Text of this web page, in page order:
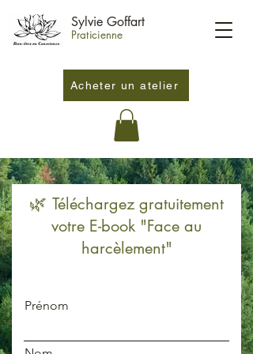
Sylvie Goffart
Praticienne
Acheter un atelier
🌿 Téléchargez gratuitement
votre E-book "Face au
harcèlement"
Prénom